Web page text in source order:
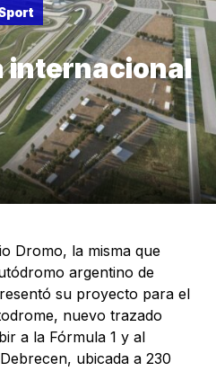
internacional
Dromo, la misma que
argentino de
su proyecto para el
nuevo trazado
a la Fórmula 1 y al
ubicada a 230